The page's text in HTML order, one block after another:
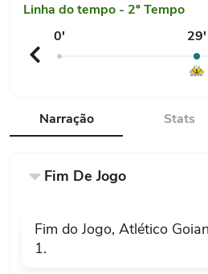
Linha do tempo - 2º Tempo
0'
29'
Narração Stats
Fim De Jogo
Fim do Jogo, Atlético
1.